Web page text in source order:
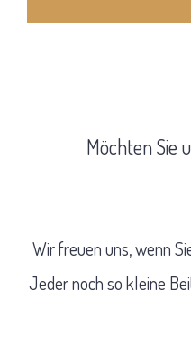
Möchten Sie
Wir freuen uns, wenn
Jeder noch so kleine